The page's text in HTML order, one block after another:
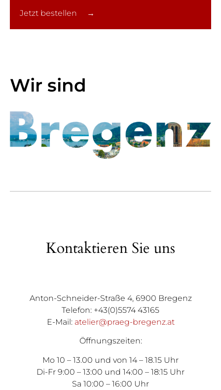
Jetzt bestellen →
Wir sind
Kontaktieren Sie uns
Anton-Schneider-Straße 4, 6900 Bregenz
Telefon: +43(0)5574 43165
E-Mail: atelier@praeg-bregenz.at
Öffnungszeiten:
Mo 10 – 13.00 und von 14 – 18.15 Uhr
Di-Fr 9:00 – 13:00 und 14:00 – 18:15 Uhr
Sa 10:00 – 16:00 Uhr